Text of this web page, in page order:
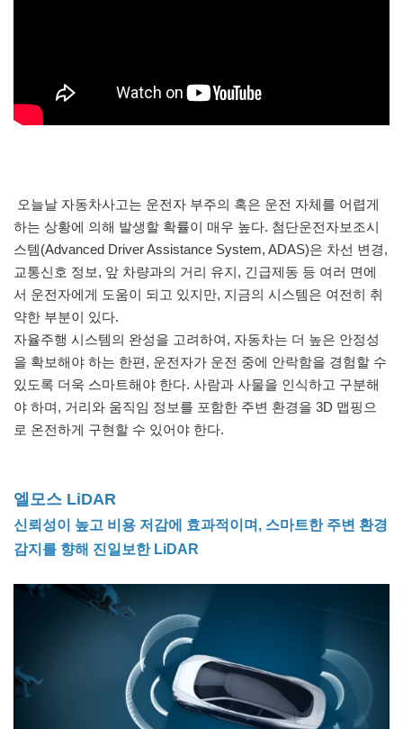
오늘날 자동차사고는 운전자 부주의 혹은 운전 자체를 어렵게
하는 상황에 의해 발생할 확률이 매우 높다. 첨단운전자보조시
스템(Advanced Driver Assistance System, ADAS)은 차선 변경,
교통신호 정보, 앞 차량과의 거리 유지, 긴급제동 등 여러 면에
서 운전자에게 도움이 되고 있지만, 지금의 시스템은 여전히 취
약한 부분이 있다.
자율주행 시스템의 완성을 고려하여, 자동차는 더 높은 안정성
을 확보해야 하는 한편, 운전자가 운전 중에 안락함을 경험할 수
있도록 더욱 스마트해야 한다. 사람과 사물을 인식하고 구분해
야 하며, 거리와 움직임 정보를 포함한 주변 환경을 3D 맵핑으
로 온전하게 구현할 수 있어야 한다.
엘모스 LiDAR
신뢰성이 높고 비용 저감에 효과적이며, 스마트한 주변 환경
감지를 향해 진일보한 LiDAR